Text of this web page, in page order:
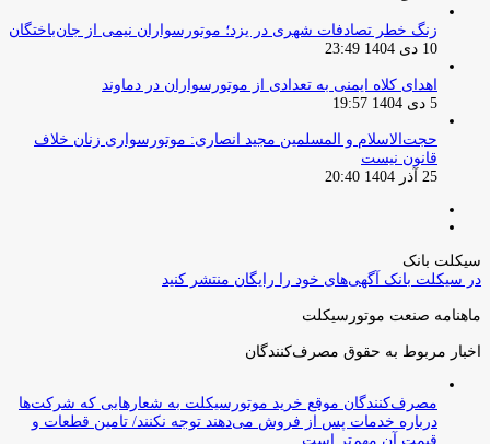
زنگ خطر تصادفات شهری در یزد؛ موتورسواران نیمی از جان‌باختگان
10 دی 1404 23:49
اهدای کلاه ایمنی به تعدادی از موتورسواران در دماوند
5 دی 1404 19:57
حجت‌الاسلام و المسلمین مجید انصاری: موتورسواری زنان خلاف
قانون نیست
25 آذر 1404 20:40
سیکلت بانک
در سیکلت بانک آگهی‌های خود را رایگان منتشر کنید
ماهنامه صنعت موتورسیکلت
اخبار مربوط به حقوق مصرف‌کنندگان
مصرف‌کنندگان موقع خرید موتورسیکلت به شعارهایی که شرکت‌ها
درباره خدمات پس از فروش می‌دهند توجه نکنند/ تامین قطعات و
قیمت آن مهم‌تر است